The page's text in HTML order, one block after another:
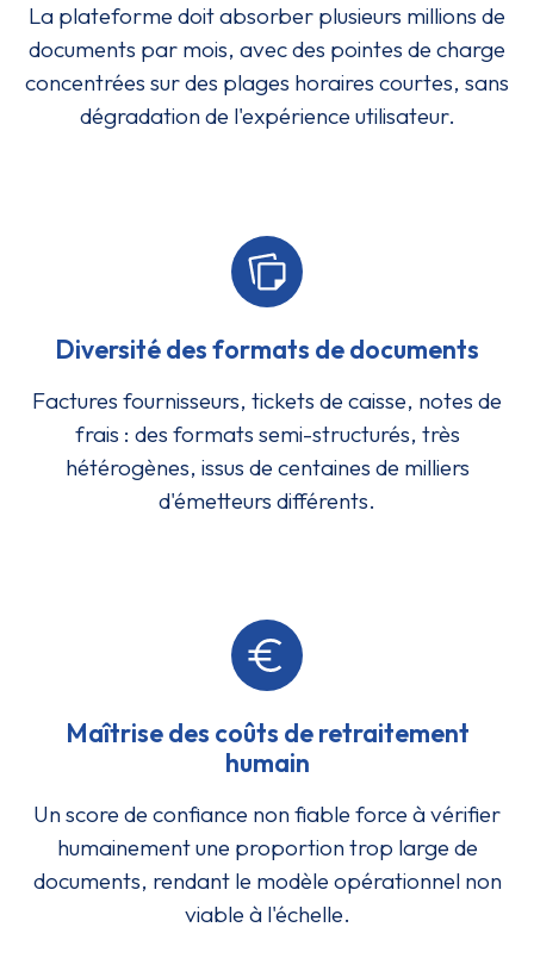
La plateforme doit absorber plusieurs millions de
documents par mois, avec des pointes de charge
concentrées sur des plages horaires courtes, sans
dégradation de l'expérience utilisateur.
Diversité des formats de documents
Factures fournisseurs, tickets de caisse, notes de
frais : des formats semi-structurés, très
hétérogènes, issus de centaines de milliers
d'émetteurs différents.
Maîtrise des coûts de retraitement
humain
Un score de confiance non fiable force à vérifier
humainement une proportion trop large de
documents, rendant le modèle opérationnel non
viable à l'échelle.